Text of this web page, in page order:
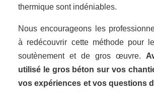
thermique sont indéniables.
Nous encourageons les
à redécouvrir cette méthode pour
soutènement et de gros œuvre.
utilisé le gros béton sur vos
vos expériences et vos questions